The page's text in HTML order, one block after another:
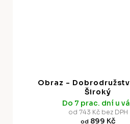
Obraz -
Široký
Do 7 prac. dní u
od 743 Kč bez DPH
od 899 Kč